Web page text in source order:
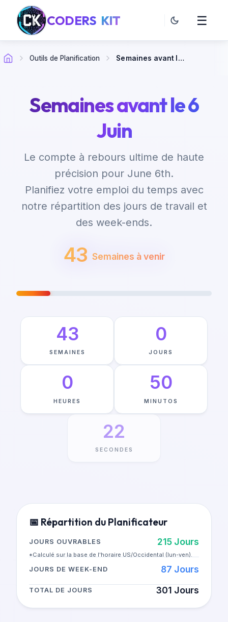
CODERS KIT ☰
Outils de Planification Semaines avant le 6 Juin
Semaines avant le 6
Juin
Le compte à rebours ultime de haute
précision pour June 6th.
Planifiez votre emploi du temps avec
notre répartition des jours de travail et
des week-ends.
43 Semaines à venir
43
SEMAINES
0
JOURS
0
HEURES
50
MINUTOS
21
SECONDES
📅 Répartition du Planificateur
JOURS OUVRABLES 215 Jours
*Calculé sur la base de l'horaire US/Occidental (lun-ven).
JOURS DE WEEK-END 87 Jours
TOTAL DE JOURS 301 Jours